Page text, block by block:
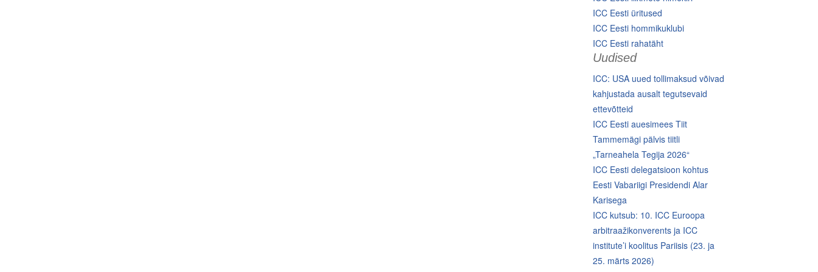
ICC Eesti üritused
ICC Eesti hommikuklubi
ICC Eesti rahatäht
Uudised
ICC: USA uued tollimaksud võivad
kahjustada ausalt tegutsevaid
ettevõtteid
ICC Eesti auesimees Tiit
Tammemägi pälvis tiitli
„Tarneahela Tegija 2026“
ICC Eesti delegatsioon kohtus
Eesti Vabariigi Presidendi Alar
Karisega
ICC kutsub: 10. ICC Euroopa
arbitraažikonverents ja ICC
institute’i koolitus Pariisis (23. ja
25. märts 2026)